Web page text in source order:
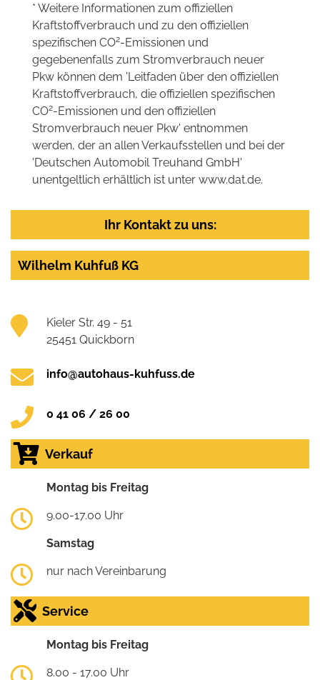
* Weitere Informationen zum offiziellen
Kraftstoffverbrauch und zu den offiziellen
spezifischen CO2-Emissionen und
gegebenenfalls zum Stromverbrauch neuer
Pkw können dem 'Leitfaden über den offiziellen
Kraftstoffverbrauch, die offiziellen spezifischen
CO2-Emissionen und den offiziellen
Stromverbrauch neuer Pkw' entnommen
werden, der an allen Verkaufsstellen und bei der
'Deutschen Automobil Treuhand GmbH'
unentgeltlich erhältlich ist unter www.dat.de.
Ihr Kontakt zu uns:
Wilhelm Kuhfuß KG
Kieler Str. 49 - 51
25451 Quickborn
info@autohaus-kuhfuss.de
0 41 06 / 26 00
Verkauf
Montag bis Freitag
9.00-17.00 Uhr
Samstag
nur nach Vereinbarung
Service
Montag bis Freitag
8.00 - 17.00 Uhr